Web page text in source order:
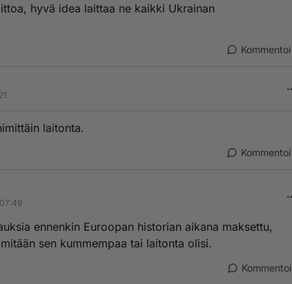
hyvä idea laittaa ne kaikki Ukrainan
Kommentoi
laitonta.
Kommentoi
ennenkin Euroopan historian aikana maksettu,
sen kummempaa tai laitonta olisi.
Kommentoi